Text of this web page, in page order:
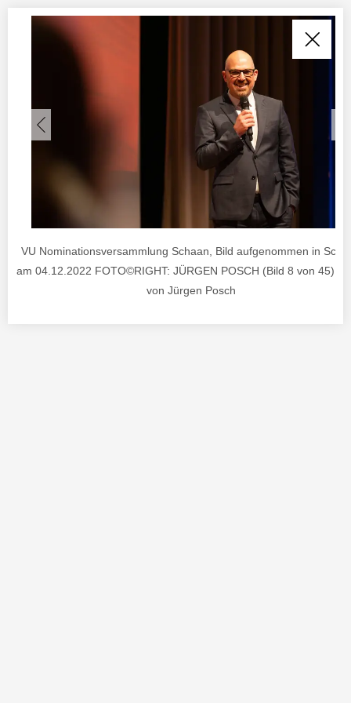
VU Nominationsversammlung Schaan, Bild aufgenommen in
am 04.12.2022 FOTO©RIGHT: JÜRGEN POSCH (Bild 8 von 45) ,
von Jürgen Posch